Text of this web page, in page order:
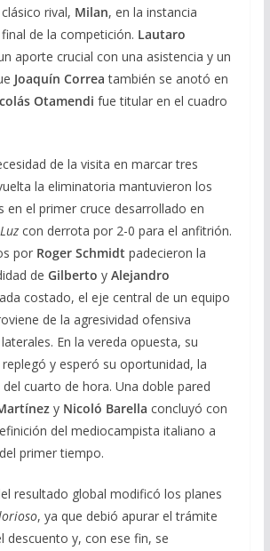
rival, Milan, en la instancia
de la competición. Lautaro
aporte crucial con una asistencia y un
Joaquín Correa también se anotó en
Otamendi fue titular en el cuadro
de la visita en marcar tres
la eliminatoria mantuvieron los
en el primer cruce desarrollado en
con derrota por 2-0 para el anfitrión.
por Roger Schmidt padecieron la
de Gilberto y Alejandro
costado, el eje central de un equipo
de la agresividad ofensiva
En la vereda opuesta, su
y esperó su oportunidad, la
cuarto de hora. Una doble pared
y Nicoló Barella concluyó con
del mediocampista italiano a
primer tiempo.
resultado global modificó los planes
, ya que debió apurar el trámite
descuento y, con ese fin, se